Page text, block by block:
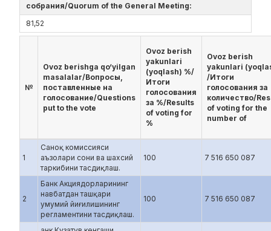
собрания/Quorum of the General Meeting:
81,52
№
Ovoz berishga qo‘yilgan
masalalar/Вопросы,
поставленные на
голосование/Questions
put to the vote
Ovoz berish
yakunlari
(yoqlash) %/
Итоги
голосования
за %/Results
of voting for
%
Ovoz berish
yakunlari
/Итоги
голосования за
количество/
of voting for the
number of
1
Саноқ комиссияси
аъзолари сони ва шахсий
таркибини тасдиқлаш.
100 7 516 650 087
2
Банк Акциядорларининг
навбатдан ташқари
умумий йиғилишининг
регламентини тасдиқлаш.
100 7 516 650 087